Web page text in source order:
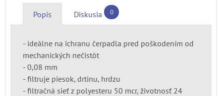
Popis Diskusia 0
- ideálne na ichranu čerpadla pred poškodením od
mechanických nečistôt
- 0,08 mm
- filtruje piesok, drtinu, hrdzu
- filtračná sieť z polyesteru 50 mcr, životnosť 24